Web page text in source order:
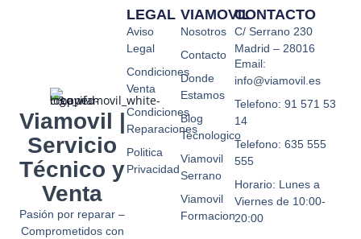
Viamovil |
Servicio
Técnico y
Venta
Pasión por reparar –
Comprometidos con
VIAMOVIL
Nosotros
Contacto
Donde
Estamos
Blog
Tecnologico
Viamovil
Serrano
Viamovil
Formacion
LEGAL
Aviso
Legal
Condiciones
Venta
Condiciones
Reparaciones
Politica
Privacidad
CONTACTO
C/ Serrano 230
Madrid – 28016
Email:
info@viamovil.es
Telefono: 91 571 53
14
Telefono: 635 555
555
Horario: Lunes a
Viernes de 10:00-
20:00